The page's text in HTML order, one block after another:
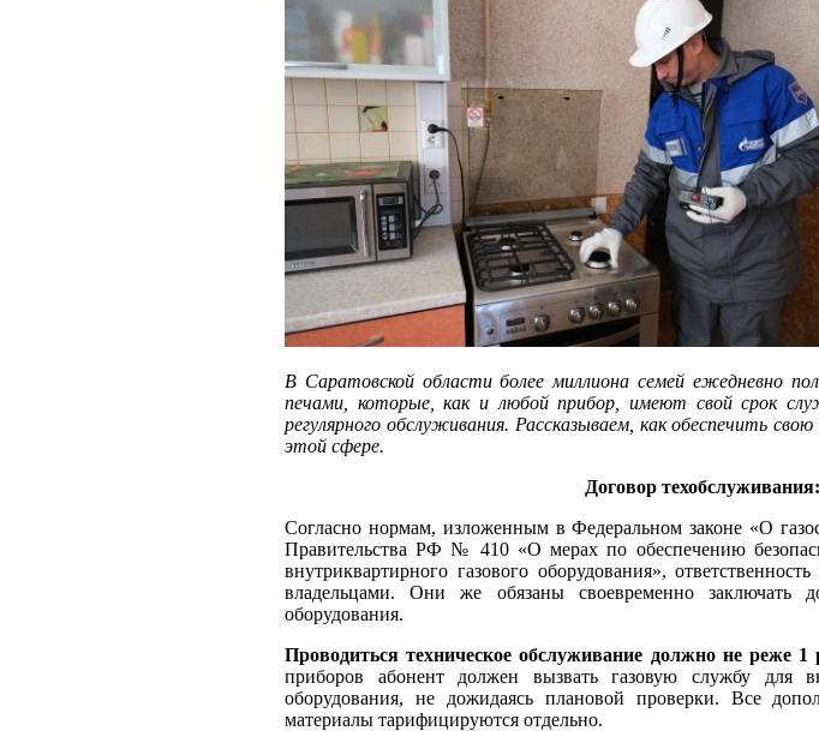
В Саратовской области более миллиона семей ежедневно
печами, которые, как и любой прибор, имеют свой срок
регулярного обслуживания. Рассказываем, как обеспечить
этой сфере.
Договор
Согласно нормам, изложенным в Федеральном законе «О
Правительства РФ № 410 «О мерах по обеспечению
внутриквартирного газового оборудования»,
владельцами. Они же обязаны своевременно заключать
оборудования.
Проводиться техническое обслуживание должно не реже 1
приборов абонент должен вызвать газовую службу для
оборудования, не дожидаясь плановой проверки. Все
материалы тарифицируются отдельно.